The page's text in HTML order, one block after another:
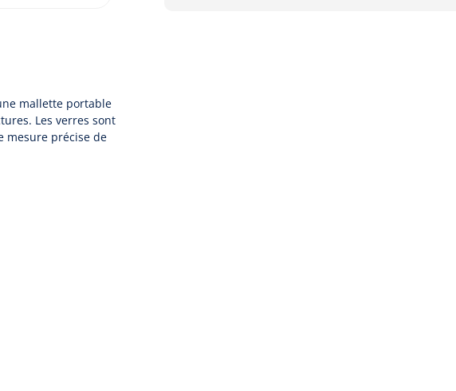
mallette portable
Les verres sont
mesure précise de